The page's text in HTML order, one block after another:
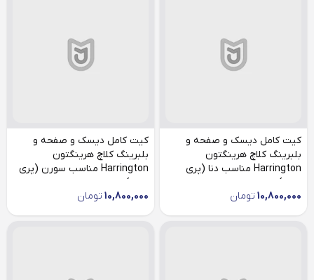
کیت کامل دیسک و صفحه و
بلبرینگ کلاچ هرینگتون
Harrington مناسب دنا (پری
دمپر)
10,800,000 تومان
کیت کامل دیسک و صفحه و
بلبرینگ کلاچ هرینگتون
Harrington مناسب سورن (پری
دمپر)
10,800,000 تومان